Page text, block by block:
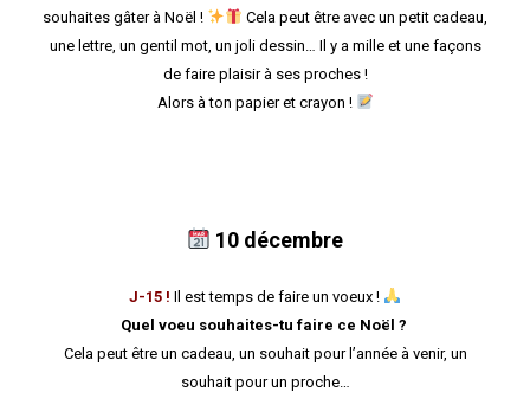
souhaites gâter à Noël !
Cela peut être avec un petit cadeau,
une lettre, un gentil mot, un joli dessin… Il y a mille et une façons
de faire plaisir à ses proches !
Alors à ton papier et crayon !
10 décembre
J-15 ! Il est temps de faire un voeux !
Quel voeu souhaites-tu faire ce Noël ?
Cela peut être un cadeau, un souhait pour l’année à venir, un
souhait pour un proche…